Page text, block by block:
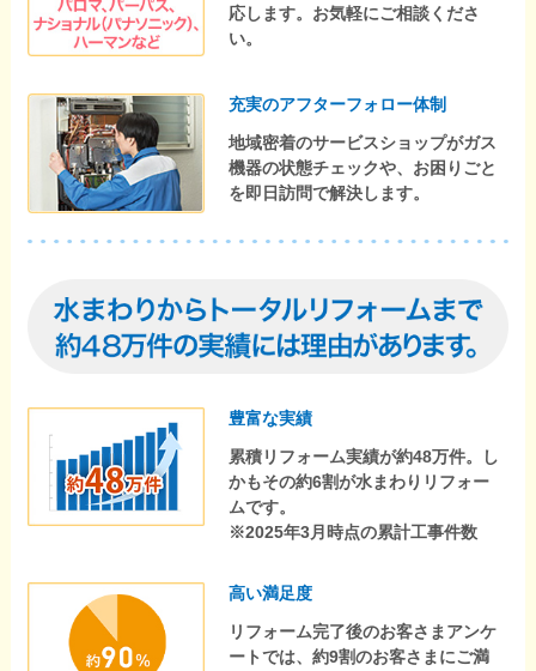
応します。お気軽にご相談くださ
い。
充実のアフターフォロー体制
地域密着のサービスショップがガス
機器の状態チェックや、お困りごと
を即日訪問で解決します。
豊富な実績
累積リフォーム実績が約48万件。し
かもその約6割が水まわりリフォー
ムです。
※2025年3月時点の累計工事件数
高い満足度
リフォーム完了後のお客さまアンケ
ートでは、約9割のお客さまにご満